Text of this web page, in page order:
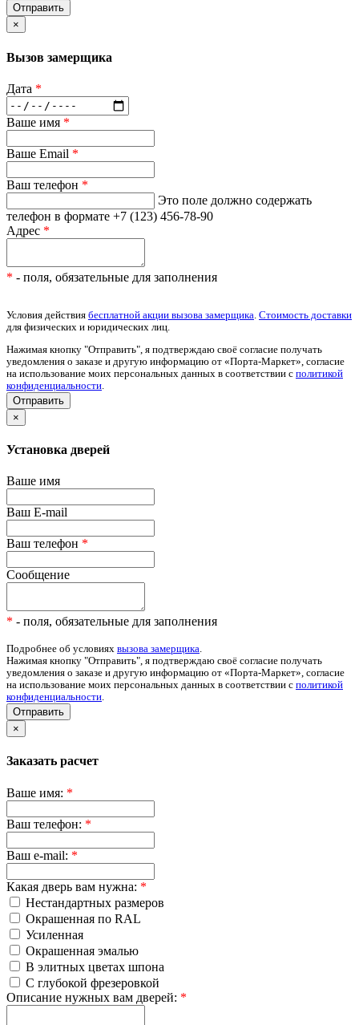
Отправить
×
Вызов замерщика
Дата *
Ваше имя *
Ваше Email *
Ваш телефон *
Это поле должно содержать
телефон в формате +7 (123) 456-78-90
Адрес *
* - поля, обязательные для заполнения
Условия действия бесплатной акции вызова замерщика Стоимость доставки
для физических и юридических лиц.
Нажимая кнопку "Отправить", я подтверждаю своё согласие получать
уведомления о заказе и другую информацию от «Порта-Маркет», согласие
на использование моих персональных данных в соответствии с политикой
конфиденциальности
×
Установка дверей
Ваше имя
Ваш E-mail
Ваш телефон *
Сообщение
* - поля, обязательные для заполнения
Подробнее об условиях вызова замерщика.
Нажимая кнопку "Отправить", я подтверждаю своё согласие получать
уведомления о заказе и другую информацию от «Порта-Маркет», согласие
на использование моих персональных данных в соответствии с политикой
конфиденциальности.
Отправить
×
Заказать расчет
Ваше имя: *
Ваш телефон: *
Ваш e-mail: *
Какая дверь вам нужна: *
Нестандартных размеров
Окрашенная по RAL
Усиленная
Окрашенная эмалью
В элитных цветах шпона
С глубокой фрезеровкой
Описание нужных вам дверей: *